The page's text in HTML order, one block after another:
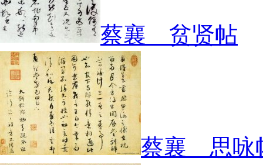
蔡襄 贫贤帖
蔡襄 思咏